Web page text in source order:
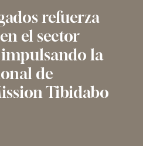
refuerza
el sector
la
de
Tibidabo